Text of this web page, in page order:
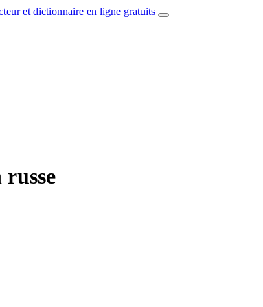
et dictionnaire en ligne gratuits